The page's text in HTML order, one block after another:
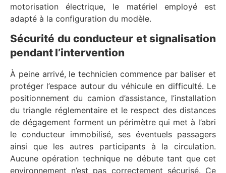
motorisation électrique, le matériel employé est
adapté à la configuration du modèle.
Sécurité du conducteur et signalisation
pendant l’intervention
À peine arrivé, le technicien commence par baliser et
protéger l’espace autour du véhicule en difficulté. Le
positionnement du camion d’assistance, l’installation
du triangle réglementaire et le respect des distances
de dégagement forment un périmètre qui met à l’abri
le conducteur immobilisé, ses éventuels passagers
ainsi que les autres participants à la circulation.
Aucune opération technique ne débute tant que cet
environnement n’est pas correctement sécurisé. Ce